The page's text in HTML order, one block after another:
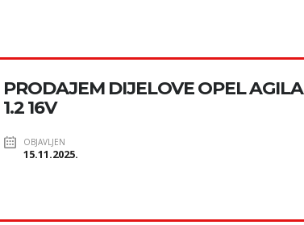
PRODAJEM DIJELOVE OPEL AGILA
1.2 16V
OBJAVLJEN
15.11.2025.